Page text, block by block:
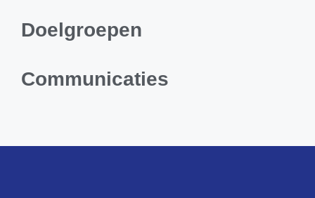
Doelgroepen
Communicaties